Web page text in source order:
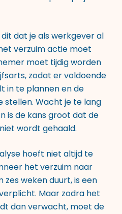
dat je als werkgever al
verzuim actie moet
moet tijdig worden
zodat er voldoende
in te plannen en de
Wacht je te lang
is de kans groot dat de
wordt gehaald.
hoeft niet altijd te
het verzuim naar
weken duurt, is een
Maar zodra het
dan verwacht, moet de